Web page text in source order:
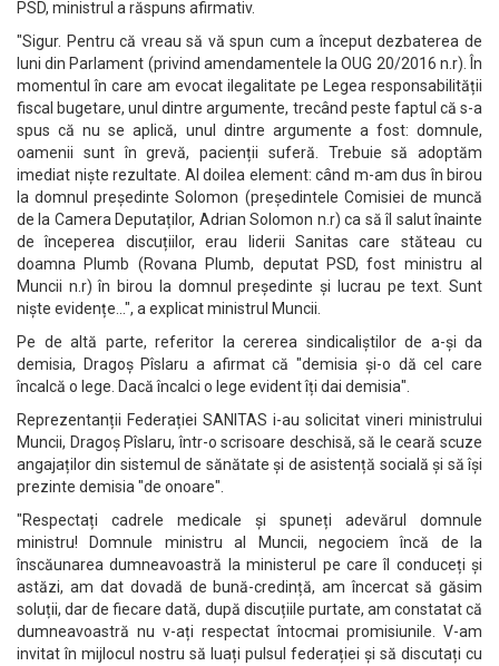
PSD, ministrul a răspuns afirmativ.
"Sigur. Pentru că vreau să vă spun cum a început dezbaterea de
luni din Parlament (privind amendamentele la OUG 20/2016 n.r). În
momentul în care am evocat ilegalitate pe Legea responsabilității
fiscal bugetare, unul dintre argumente, trecând peste faptul că s-a
spus că nu se aplică, unul dintre argumente a fost: domnule,
oamenii sunt în grevă, pacienții suferă. Trebuie să adoptăm
imediat niște rezultate. Al doilea element: când m-am dus în birou
la domnul președinte Solomon (președintele Comisiei de muncă
de la Camera Deputaților, Adrian Solomon n.r) ca să îl salut înainte
de începerea discuțiilor, erau liderii Sanitas care stăteau cu
doamna Plumb (Rovana Plumb, deputat PSD, fost ministru al
Muncii n.r) în birou la domnul președinte și lucrau pe text. Sunt
niște evidențe...", a explicat ministrul Muncii.
Pe de altă parte, referitor la cererea sindicaliștilor de a-și da
demisia, Dragoș Pîslaru a afirmat că "demisia și-o dă cel care
încalcă o lege. Dacă încalci o lege evident îți dai demisia".
Reprezentanții Federației SANITAS i-au solicitat vineri ministrului
Muncii, Dragoș Pîslaru, într-o scrisoare deschisă, să le ceară scuze
angajaților din sistemul de sănătate și de asistență socială și să își
prezinte demisia "de onoare".
"Respectați cadrele medicale și spuneți adevărul domnule
ministru! Domnule ministru al Muncii, negociem încă de la
înscăunarea dumneavoastră la ministerul pe care îl conduceți și
astăzi, am dat dovadă de bună-credință, am încercat să găsim
soluții, dar de fiecare dată, după discuțiile purtate, am constatat că
dumneavoastră nu v-ați respectat întocmai promisiunile. V-am
invitat în mijlocul nostru să luați pulsul federației și să discutați cu